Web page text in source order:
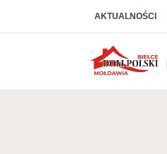
AKTUALNOŚCI